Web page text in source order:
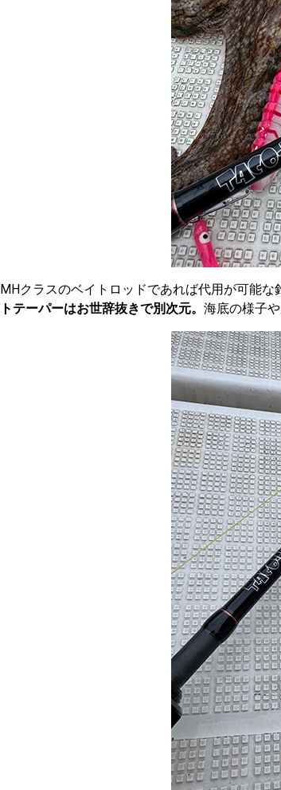
MHクラスのベイトロッドであれば代用が可能な
トテーパーはお世辞抜きで別次元。 海底の様子